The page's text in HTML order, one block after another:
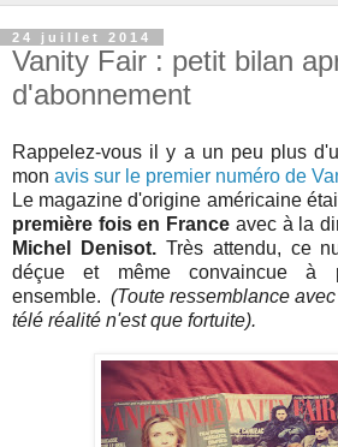
24 juillet 2014
Vanity Fair : petit bilan
d'abonnement
Rappelez-vous il y a un peu plus
mon avis sur le premier numéro de
Le magazine d'origine américaine
première fois en France avec à la
Michel Denisot.Très attendu, ce
déçue et même convaincue à
ensemble.(Toute ressemblance
télé réalité n'est que fortuite).